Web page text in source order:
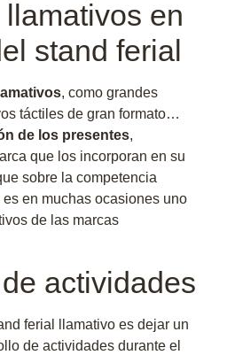
en
stand ferial
, como grandes
táctiles de gran formato…
de los presentes,
que los incorporan en su
sobre la competencia
en muchas ocasiones uno
de las marcas
actividades
ferial llamativo es dejar un
de actividades durante el